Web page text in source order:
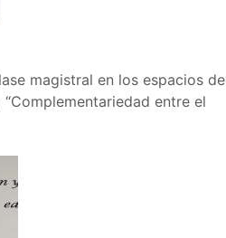
magistral en los espacios de
entre el